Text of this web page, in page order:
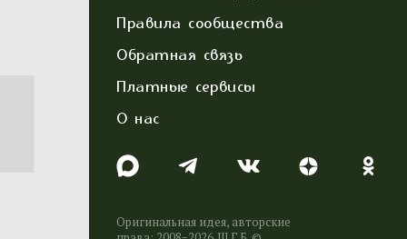
Правила сообщества
Обратная связь
Платные сервисы
О нас
Оригинальная идея, авторские